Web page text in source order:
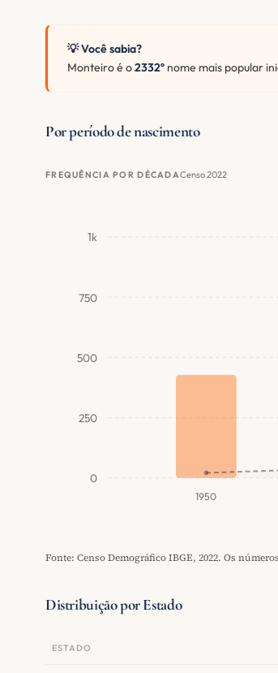
💡 Você sabia?
Monteiro é o2332º nome mais popular
Por período de nascimento
FREQUÊNCIA POR DÉCADACenso 2022
0
250
500
750
1k
1950
Fonte: Censo Demográfico IBGE, 2022. Os
Distribuição por Estado
ESTADO